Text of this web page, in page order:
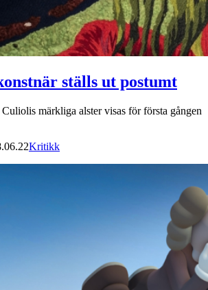
ställs ut postumt
märkliga alster visas för första gången
Kritikk